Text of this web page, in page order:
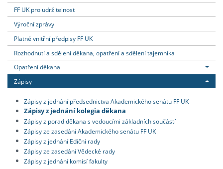
FF UK pro udržitelnost
Výroční zprávy
Platné vnitřní předpisy FF UK
Rozhodnutí a sdělení děkana, opatření a sdělení tajemníka
Opatření děkana
Zápisy
Zápisy z jednání předsednictva Akademického senátu FF UK
Zápisy z jednání kolegia děkana
Zápisy z porad děkana s vedoucími základních součástí
Zápisy ze zasedání Akademického senátu FF UK
Zápisy z jednání Ediční rady
Zápisy ze zasedání Vědecké rady
Zápisy z jednání komisí fakulty